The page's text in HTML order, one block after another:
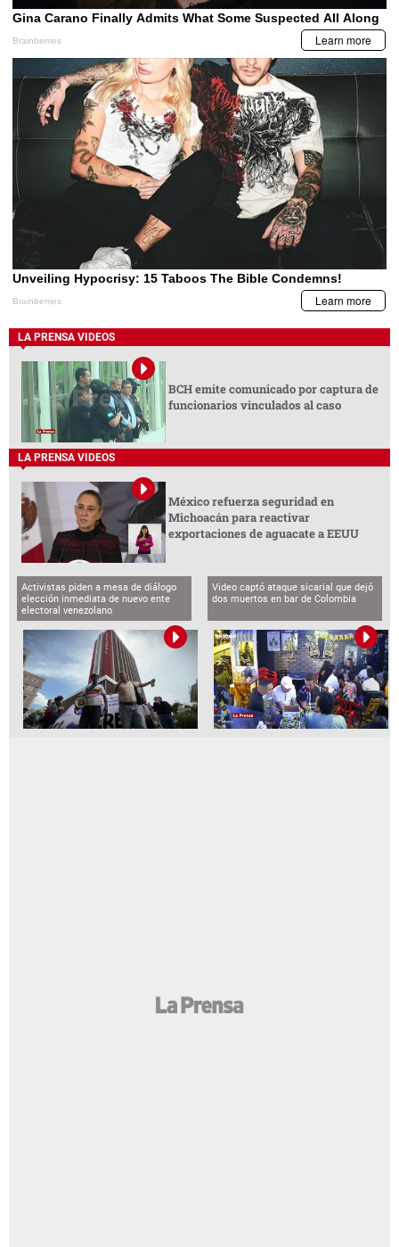
LA PRENSA VIDEOS
BCH emite comunicado por captura de
funcionarios vinculados al caso
LA PRENSA VIDEOS
México refuerza seguridad en
Michoacán para reactivar
exportaciones de aguacate a EEUU
Activistas piden a mesa de diálogo
elección inmediata de nuevo ente
electoral venezolano
Video captó ataque sicarial que dejó
dos muertos en bar de Colombia